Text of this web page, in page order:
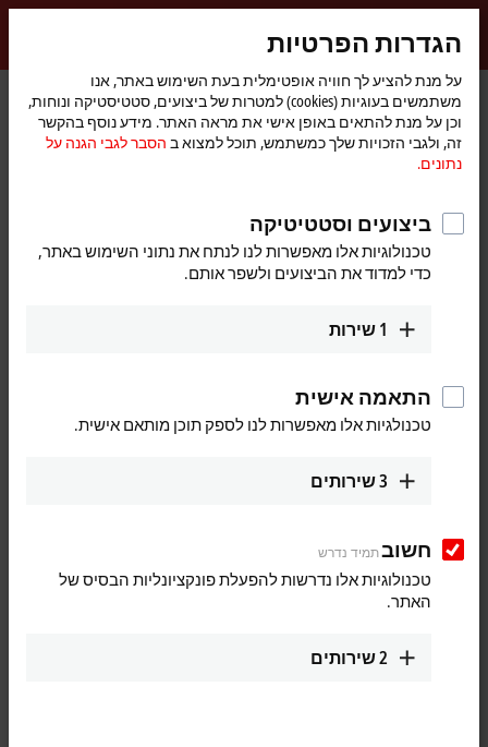
New
Automation
Technology
myBeckhoff
הבית
Products I/O I/O news
I/O news
הגדרות הפרטיות
על מנת להציע לך חוויה אופטימלית בעת השימוש באתר, אנו
משתמשים בעוגיות (cookies) למטרות של ביצועים, סטטיסטיקה ונוחות,
וכן על מנת להתאים באופן אישי את מראה האתר. מידע נוסף בהקשר
זה, ולגבי הזכויות שלך כמשתמש, תוכל למצוא ב הסבר לגבי הגנה על
נתונים.
ביצועים וסטטיטיקה
טכנולוגיות אלו מאפשרות לנו לנתח את נתוני השימוש באתר,
כדי למדוד את הביצועים ולשפר אותם.
1שירות
התאמה אישית
טכנולגיות אלו מאפשרות לנו לספק תוכן מותאם אישית.
3שירותים
חשובתמיד נדרש
טכנולוגיות אלו נדרשות להפעלת פונקציונליות הבסיס של
האתר.
2שירותים